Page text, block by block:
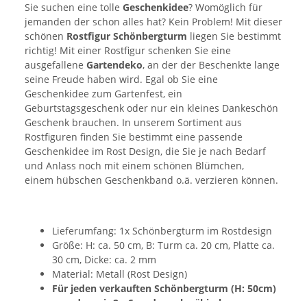
Sie suchen eine tolle Geschenkidee? Womöglich für
jemanden der schon alles hat? Kein Problem! Mit dieser
schönen Rostfigur Schönbergturm liegen Sie bestimmt
richtig! Mit einer Rostfigur schenken Sie eine
ausgefallene Gartendeko, an der der Beschenkte lange
seine Freude haben wird. Egal ob Sie eine
Geschenkidee zum Gartenfest, ein
Geburtstagsgeschenk oder nur ein kleines Dankeschön
Geschenk brauchen. In unserem Sortiment aus
Rostfiguren finden Sie bestimmt eine passende
Geschenkidee im Rost Design, die Sie je nach Bedarf
und Anlass noch mit einem schönen Blümchen,
einem hübschen Geschenkband o.ä. verzieren können.
Lieferumfang: 1x Schönbergturm im Rostdesign
Größe: H: ca. 50 cm, B: Turm ca. 20 cm, Platte ca.
30 cm, Dicke: ca. 2 mm
Material: Metall (Rost Design)
Für jeden verkauften Schönbergturm (H: 50cm)